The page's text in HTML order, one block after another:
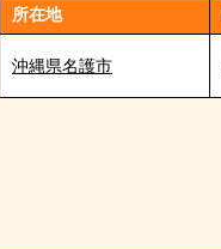
所在地
沖縄県名護市